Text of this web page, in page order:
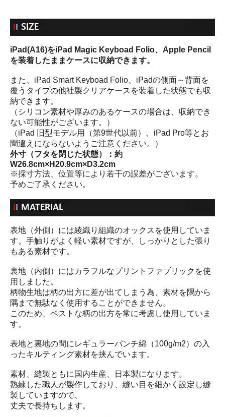
iPad(A16)をiPad Magic Keyboad Folio、Apple Pencil
を装着したままケースに収納できます。
また、iPad Smart Keyboad Folio、iPadの側面～背面を
覆うタイプの他社製クリアケースを装着した状態でも収
納できます。
（シリコン素材や厚みのあるケースの場合は、収納でき
ない可能性がございます。）
（iPad 旧型モデル用（第9世代以前）、iPad Pro等とお
間違えにならないようご注意ください。）
外寸（フタを閉じた状態）：約
W26.8cm×H20.9cm×D3.2cm
※採寸方法、位置等により若干の誤差がございます。
予めご了承ください。
表地（外側）には綾織り組織のオックスを使用していま
す。手触りがよく軽い素材ですが、しっかりとした張り
もある素材です。
裏地（内側）にはカラフルなプリントファブリックを使
用しました。
柄物生地は柄の出方に差が出てしまう為、素材を隅から
隅まで無駄なく使用することができません。
このため、ベストな柄の出方を常に考慮し使用していま
す。
表地と裏地の間にレギュラーパンチ綿（100g/m2）の入
ったキルティング素材を挟んでいます。
素材、縫製ともに国内生産、日本製になります。
熟練した職人が製作しており、縫い目を細かく設定し縫
製していますので、
丈夫で長持ちします。